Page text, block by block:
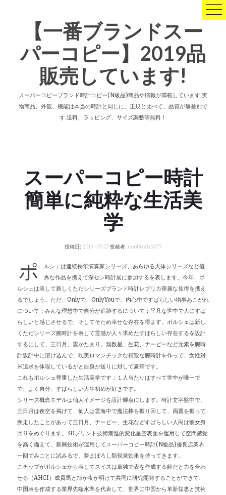
【一番ブランドスー
パーコピー】2019品
販売しています!
スーパーコピーブランド時計コピー(N級品)商品や情報が満載しています.実
物商品、外観、機能は本当の時計と同じに、正規と比べて、品質が無差別で
す.送料、ラッピング、サイズ調整等無料！
スーパーコピー時計
簡単に純粋な生活美
学
投稿日: 2019-07-27投稿者: noobwatch777
ポ
ルシェは連続長年演奏家シリーズ、あらゆる天体シリーズなど優
秀な作品を携えて深セン時計展に参加するを表します。今年、ポ
ルシェは表して新しくただシリーズブランド時計レプリカ華麗な見得を携え
るでしょう。ただ、Onlyで、OnlyYouで、内心中ですばらしい物事あこがれ
について；みんな理想中で自分が追跡するについて；平凡な世中で人にすば
らしいと感じさせるで、そしてそため幸せな存在を得ます。ポルシェは新し
くただシリーズ腕時計を表して霊感が人々求めたすばらしい存在するを設計
するにして、三日月、雲かたまり、無数星、生花、ナービーなど元素を腕時
計設計中に溶け込んで、耽美ロマンチックな精致な腕時計を作って、女性対
米追求を体現しているがと自身が送りに対して豪華です。
これもポルシェ尊重した生活美学です：１人当たりはすべて世中が唯一で
で、よく自分、すばらしい人生初めが好きです。
シリーズ概念モデルは仙人イメージを設計輝点にします。時計文字盤中で、
三日月は夜空を掲げて、仙人は雲海中で魔法棒を振り回して、両翼を振って
疾走したことがあって三日月、ナービー、生花などすばらしい人民は彼女身
回りをめぐります。3Dプリント技術漸進的変化星空表面を運用して空間感覚
を高く備えて、新興技術が運用してスーパーコピー時計(N級品)優良店業界
一回でみごとに試みるで、夢まぼろし類視覚効果を持ってきます。
こチップがポルシェから表してスイスは単独で表を作成する師だと力を合わ
せる（AHCI）成員馬と旭が夜が明けて共同に研究開発することができて、
中国表を作成する業界先端水準を代表して、世界に中国から革新知恵と技術